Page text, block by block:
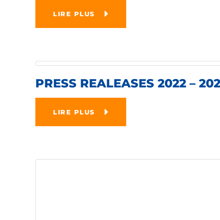
LIRE PLUS
PRESS REALEASES 2022 –
LIRE PLUS